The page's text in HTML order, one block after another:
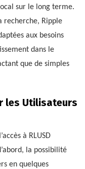
sur le long terme.
recherche, Ripple
aux besoins
dans le
que de simples
les Utilisateurs
à RLUSD
la possibilité
en quelques